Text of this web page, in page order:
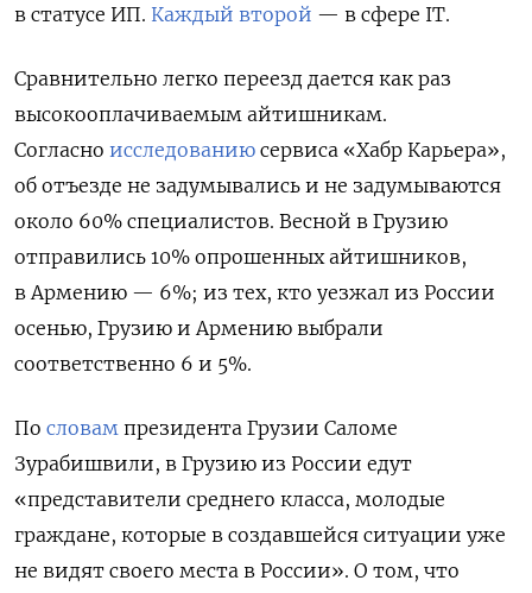
в статусе ИП. Каждый второй — в сфере IT.
Сравнительно легко переезд дается как раз
высокооплачиваемым айтишникам.
Согласно исследованию сервиса «Хабр Карьера»,
об отъезде не задумывались и не задумываются
около 60% специалистов. Весной в Грузию
отправились 10% опрошенных айтишников,
в Армению — 6%; из тех, кто уезжал из России
осенью, Грузию и Армению выбрали
соответственно 6 и 5%.
По словам президента Грузии Саломе
Зурабишвили, в Грузию из России едут
«представители среднего класса, молодые
граждане, которые в создавшейся ситуации уже
не видят своего места в России». О том, что